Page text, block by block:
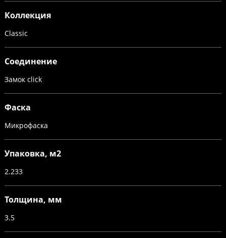
Коллекция
Classic
Соединение
Замок click
Фаска
Микрофаска
Упаковка, м2
2.233
Толщина, мм
3.5